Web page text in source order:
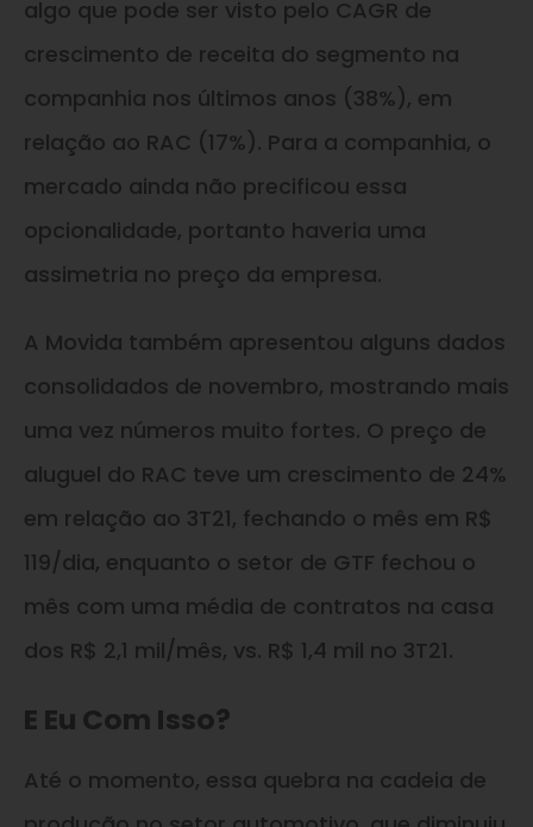
algo que pode ser visto pelo CAGR de
crescimento de receita do segmento na
companhia nos últimos anos (38%), em
relação ao RAC (17%). Para a companhia, o
mercado ainda não precificou essa
opcionalidade, portanto haveria uma
assimetria no preço da empresa.
A Movida também apresentou alguns dados
consolidados de novembro, mostrando mais
uma vez números muito fortes. O preço de
aluguel do RAC teve um crescimento de 24%
em relação ao 3T21, fechando o mês em R$
119/dia, enquanto o setor de GTF fechou o
mês com uma média de contratos na casa
dos R$ 2,1 mil/mês, vs. R$ 1,4 mil no 3T21.
E Eu Com Isso?
Até o momento, essa quebra na cadeia de